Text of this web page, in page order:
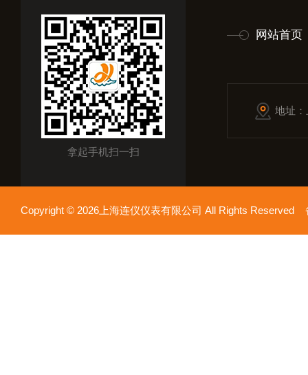
拿起手机扫一扫
网站首页
地址
Copyright © 2026上海连仪仪表有限公司 All Rights Reserved